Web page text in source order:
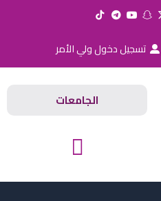
تسجيل دخول ولي الأمر
الجامعات